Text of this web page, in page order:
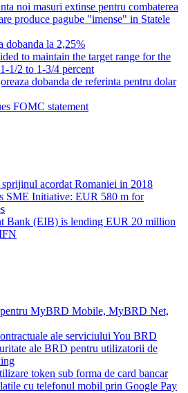
noi masuri extinse pentru combaterea
produce pagube "imense" in Statele
dobanda la 2,25%
to maintain the target range for the
1/2 to 1-3/4 percent
dobanda de referinta pentru dolar
FOMC statement
acordat Romaniei in 2018
SME Initiative: EUR 580 m for
Bank (EIB) is lending EUR 20 million
MyBRD Mobile, MyBRD Net,
ale serviciului You BRD
ale BRD pentru utilizatorii de
token sub forma de card bancar
cu telefonul mobil prin Google Pay